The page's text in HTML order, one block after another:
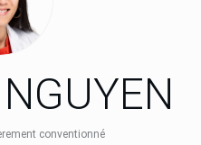
conventionné